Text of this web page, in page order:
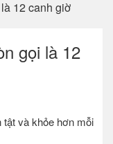
12 canh giờ
gọi là 12
tật và khỏe hơn mỗi